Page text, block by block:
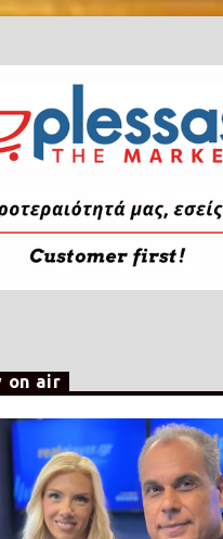
on air